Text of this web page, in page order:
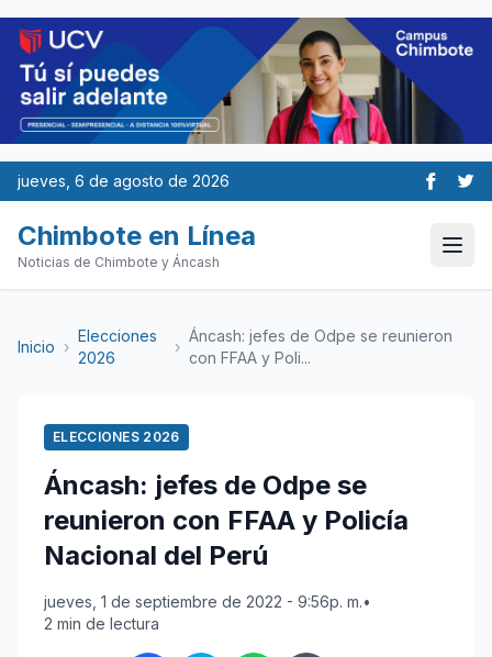
jueves, 6 de agosto de 2026
Chimbote en Línea
Noticias de Chimbote y Áncash
Inicio ›
Elecciones
2026
›
Áncash: jefes de Odpe se reunieron
con FFAA y Poli...
ELECCIONES 2026
Áncash: jefes de Odpe se
reunieron con FFAA y Policía
Nacional del Perú
jueves, 1 de septiembre de 2022 - 9:56p. m.•
2 min de lectura